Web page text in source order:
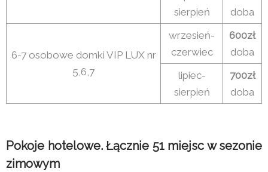
sierpień
doba
6-7 osobowe domki VIP LUX nr
5,6,7
wrzesień-
czerwiec
600zł
doba
lipiec-
sierpień
700zł
doba
Pokoje hotelowe. Łącznie 51 miejsc w sezonie
zimowym